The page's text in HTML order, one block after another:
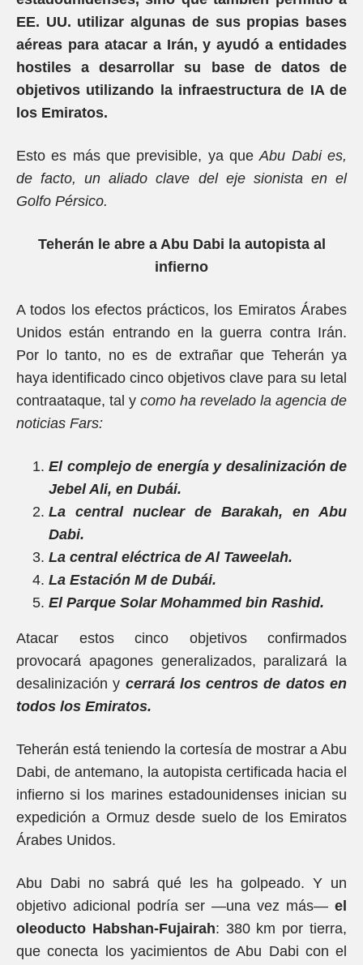
EE. UU. utilizar algunas de sus propias bases
aéreas para atacar a Irán, y ayudó a entidades
hostiles a desarrollar su base de datos de
objetivos utilizando la infraestructura de IA de
los Emiratos.
Esto es más que previsible, ya queAbu Dabi es,
de facto, un aliado clave del eje sionista en el
Golfo Pérsico.
Teherán le abre a Abu Dabi la autopista al
infierno
A todos los efectos prácticos, los Emiratos Árabes
Unidos están entrando en la guerra contra Irán.
Por lo tanto, no es de extrañar que Teherán ya
haya identificado cinco objetivos clave para su letal
contraataque, tal y como ha revelado la agencia de
noticias Fars:
El complejo de energía y desalinización de
Jebel Ali, en Dubái.
La central nuclear de Barakah, en Abu
Dabi.
La central eléctrica de Al Taweelah.
La Estación M de Dubái.
El Parque Solar Mohammed bin Rashid.
Atacar estos cinco objetivos confirmados
provocará apagones generalizados, paralizará la
desalinización y cerrará los centros de datos en
todos los Emiratos.
Teherán está teniendo la cortesía de mostrar a Abu
Dabi, de antemano, la autopista certificada hacia el
infierno si los marines estadounidenses inician su
expedición a Ormuz desde suelo de los Emiratos
Árabes Unidos.
Abu Dabi no sabrá qué les ha golpeado. Y un
objetivo adicional podría ser —una vez más— el
oleoducto Habshan-Fujairah: 380 km por tierra,
que conecta los yacimientos de Abu Dabi con el